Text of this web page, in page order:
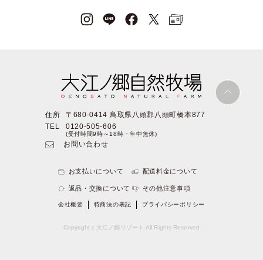
住所
〒680-0414 鳥取県八頭郡八頭町橋本877
TEL
0120-505-606
(受付時間9時～18時・年中無休)
お問い合わせ
お支払いについて 配送料金について
返品・交換について その他注意事項
会社概要 特商法の表記 プライバシーポリシー
Copyright c 大江ノ郷リゾート All Rights Reserved